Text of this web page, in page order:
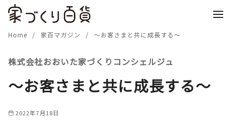
Home 家百マガジン ～お客さまと共に成長する～
株式会社おおいた家づくりコンシェルジュ
～お客さまと共に成長する～
2022年7月18日